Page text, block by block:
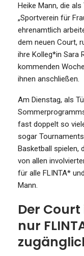
Heike Mann, die
„Sportverein für
ehrenamtlich
dem neuen Court,
ihre Kolleg*in Sara
kommenden
ihnen anschließen.
Am Dienstag, als
fast doppelt so
sogar
Basketball spielen,
von allen
für alle FLINTA*
Mann.
Der
nur